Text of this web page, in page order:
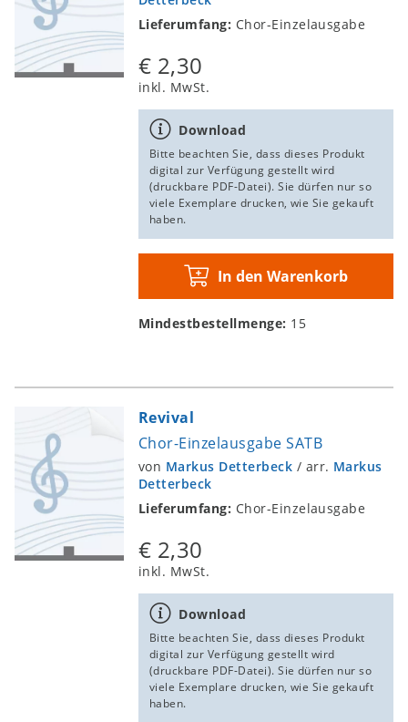
Lieferumfang: Chor-Einzelausgabe
€ 2,30
inkl. MwSt.
Download
Bitte beachten Sie, dass dieses Produkt
digital zur Verfügung gestellt wird
(druckbare PDF-Datei). Sie dürfen nur so
viele Exemplare drucken, wie Sie gekauft
haben.
In den Warenkorb
Mindestbestellmenge: 15
Revival
Chor-Einzelausgabe SATB
von Markus Detterbeck / arr. Markus
Detterbeck
Lieferumfang: Chor-Einzelausgabe
€ 2,30
inkl. MwSt.
Download
Bitte beachten Sie, dass dieses Produkt
digital zur Verfügung gestellt wird
(druckbare PDF-Datei). Sie dürfen nur so
viele Exemplare drucken, wie Sie gekauft
haben.